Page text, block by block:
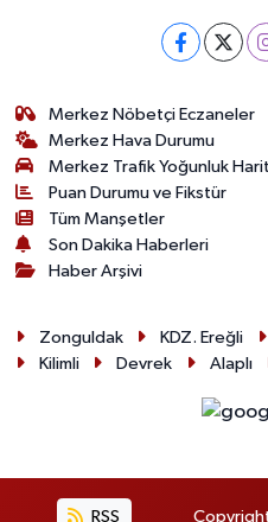
Merkez Nöbetçi Eczaneler
Merkez Hava Durumu
Merkez Trafik Yoğunluk
Puan Durumu ve Fikstür
Tüm Manşetler
Son Dakika Haberleri
Haber Arşivi
Zonguldak KDZ. Ereğli
Kilimli
Devrek Alaplı
RSS Copyright